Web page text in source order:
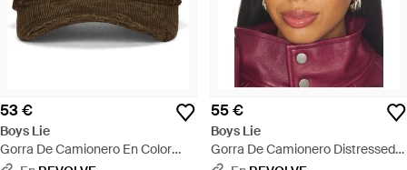
53 €
Boys Lie
Gorra De Camionero En Color
55 €
Boys Lie
Gorra De Camionero Distressed